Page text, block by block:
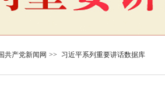
共产党新闻网 >> 习近平系列重要讲话数据库